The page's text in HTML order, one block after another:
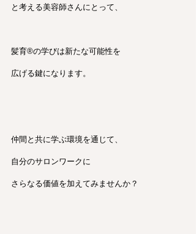
と考える美容師さんにとって、
髪育®︎の学びは新たな可能性を
広げる鍵になります。
仲間と共に学ぶ環境を通じて、
自分のサロンワークに
さらなる価値を加えてみませんか？